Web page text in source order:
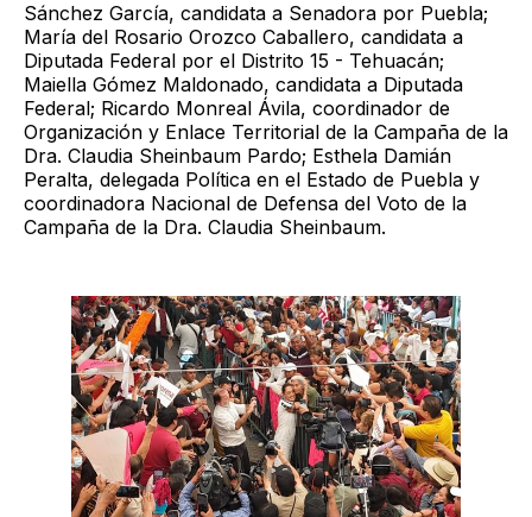
Sánchez García, candidata a Senadora por Puebla;
María del Rosario Orozco Caballero, candidata a
Diputada Federal por el Distrito 15 - Tehuacán;
Maiella Gómez Maldonado, candidata a Diputada
Federal; Ricardo Monreal Ávila, coordinador de
Organización y Enlace Territorial de la Campaña de la
Dra. Claudia Sheinbaum Pardo; Esthela Damián
Peralta, delegada Política en el Estado de Puebla y
coordinadora Nacional de Defensa del Voto de la
Campaña de la Dra. Claudia Sheinbaum.